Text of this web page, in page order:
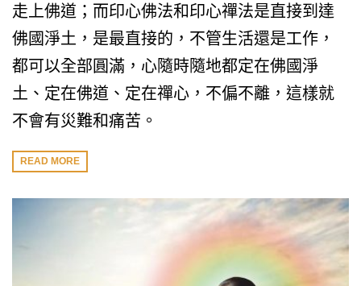
走上佛道；而印心佛法和印心禪法是直接到達
佛國淨土，是最直接的，不管生活還是工作，
都可以全部圓滿，心隨時隨地都定在佛國淨
土、定在佛道、定在禪心，不偏不離，這樣就
不會有災難和痛苦。
READ MORE